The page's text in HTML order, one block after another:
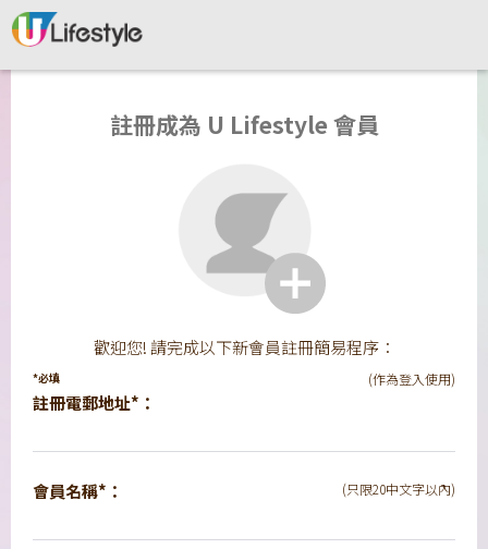
註冊成為 U Lifestyle 會員
歡迎您! 請完成以下新會員註冊簡易程序：
*必填
註冊電郵地址*：
(作為登入使用)
會員名稱*： (只限20中文字以內)